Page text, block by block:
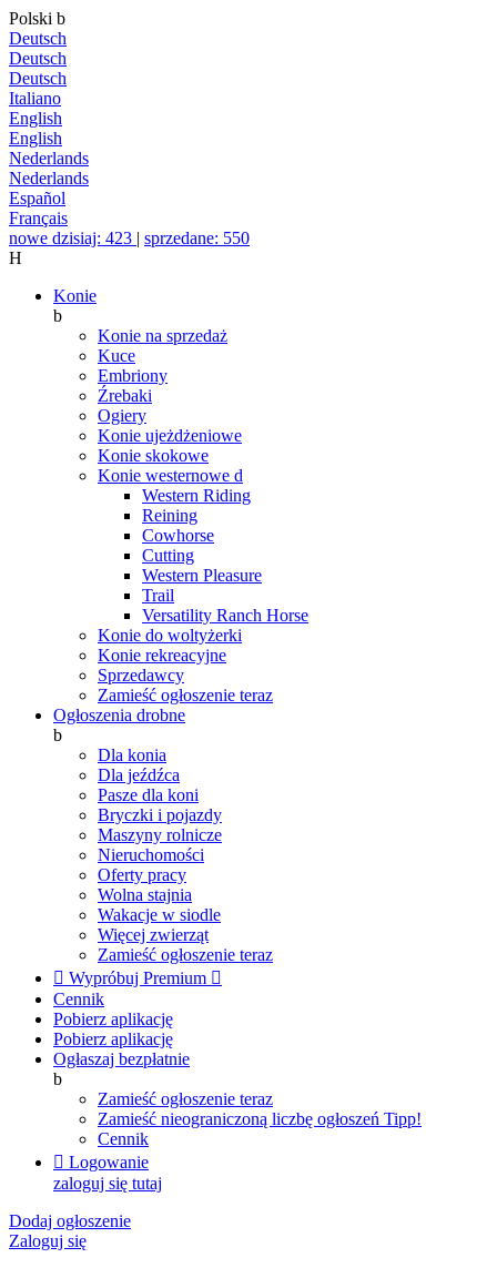
Polski b
Deutsch
Deutsch
Deutsch
Italiano
English
English
Nederlands
Nederlands
Español
Français
nowe dzisiaj: 423 | sprzedane: 550
H
Konie
b
Konie na sprzedaż
Kuce
Embriony
Źrebaki
Ogiery
Konie ujeżdżeniowe
Konie skokowe
Konie westernowe d
Western Riding
Reining
Cowhorse
Cutting
Western Pleasure
Trail
Versatility Ranch Horse
Konie do woltyżerki
Konie rekreacyjne
Sprzedawcy
Zamieść ogłoszenie teraz
Ogłoszenia drobne
b
Dla konia
Dla jeźdźca
Pasze dla koni
Bryczki i pojazdy
Maszyny rolnicze
Nieruchomości
Oferty pracy
Wolna stajnia
Wakacje w siodle
Więcej zwierząt
Zamieść ogłoszenie teraz
 Wypróbuj Premium 
Cennik
Pobierz aplikację
Pobierz aplikację
Ogłaszaj bezpłatnie
b
Zamieść ogłoszenie teraz
Zamieść nieograniczoną liczbę ogłoszeń Tipp!
Cennik
 Logowanie
zaloguj się tutaj
Dodaj ogłoszenie
Zaloguj się